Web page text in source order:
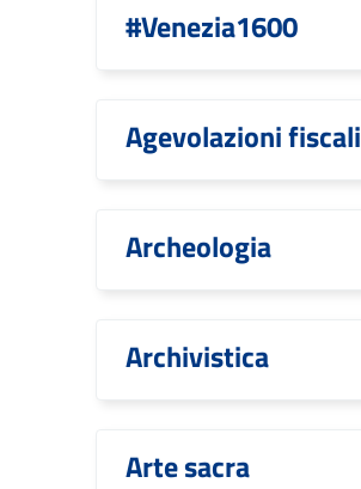
#Venezia1600
Agevolazioni fiscali
Archeologia
Archivistica
Arte sacra